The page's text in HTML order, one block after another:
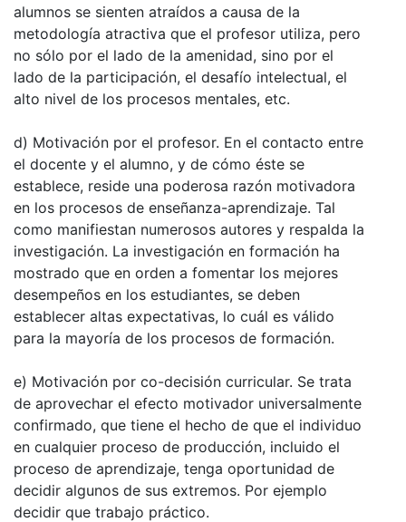
alumnos se sienten atraídos a causa de la
metodología atractiva que el profesor utiliza, pero
no sólo por el lado de la amenidad, sino por el
lado de la participación, el desafío intelectual, el
alto nivel de los procesos mentales, etc.
d) Motivación por el profesor. En el contacto entre
el docente y el alumno, y de cómo éste se
establece, reside una poderosa razón motivadora
en los procesos de enseñanza-aprendizaje. Tal
como manifiestan numerosos autores y respalda la
investigación. La investigación en formación ha
mostrado que en orden a fomentar los mejores
desempeños en los estudiantes, se deben
establecer altas expectativas, lo cuál es válido
para la mayoría de los procesos de formación.
e) Motivación por co-decisión curricular. Se trata
de aprovechar el efecto motivador universalmente
confirmado, que tiene el hecho de que el individuo
en cualquier proceso de producción, incluido el
proceso de aprendizaje, tenga oportunidad de
decidir algunos de sus extremos. Por ejemplo
decidir que trabajo práctico.